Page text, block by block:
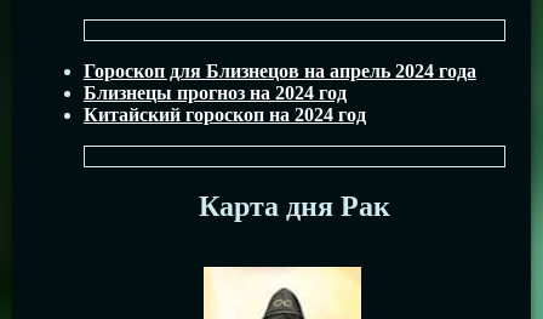
Гороскоп для Близнецов на апрель 2024 года
Близнецы прогноз на 2024 год
Китайский гороскоп на 2024 год
Карта дня Рак